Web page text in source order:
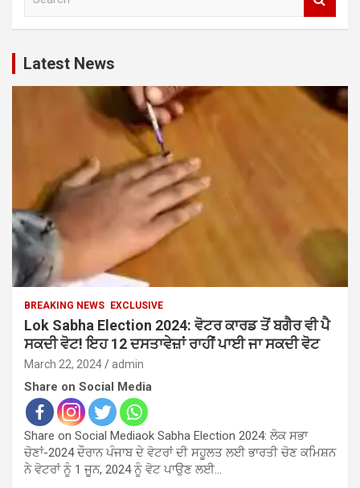
c
h
Latest News
BREAKING NEWS EXCLUSIVE
Lok Sabha Election 2024: ਵੋਟਰ ਕਾਰਡ ਤੋਂ ਬਗੈਰ ਵੀ ਪੈ
ਸਕਦੀ ਵੋਟ! ਇਹ 12 ਦਸਤਾਵੇਜ਼ਾਂ ਰਾਹੀਂ ਪਾਈ ਜਾ ਸਕਦੀ ਵੋਟ
March 22, 2024 admin
Share on Social Media
Share on Social Mediaok Sabha Election 2024: ਲੋਕ ਸਭਾ
ਚੋਣਾਂ-2024 ਦੌਰਾਨ ਪੰਜਾਬ ਦੇ ਵੋਟਰਾਂ ਦੀ ਸਹੂਲਤ ਲਈ ਭਾਰਤੀ ਚੋਣ ਕਮਿਸ਼ਨ
ਨੇ ਵੋਟਰਾਂ ਨੂੰ 1 ਜੂਨ, 2024 ਨੂੰ ਵੋਟ ਪਾਉਣ ਲਈ…